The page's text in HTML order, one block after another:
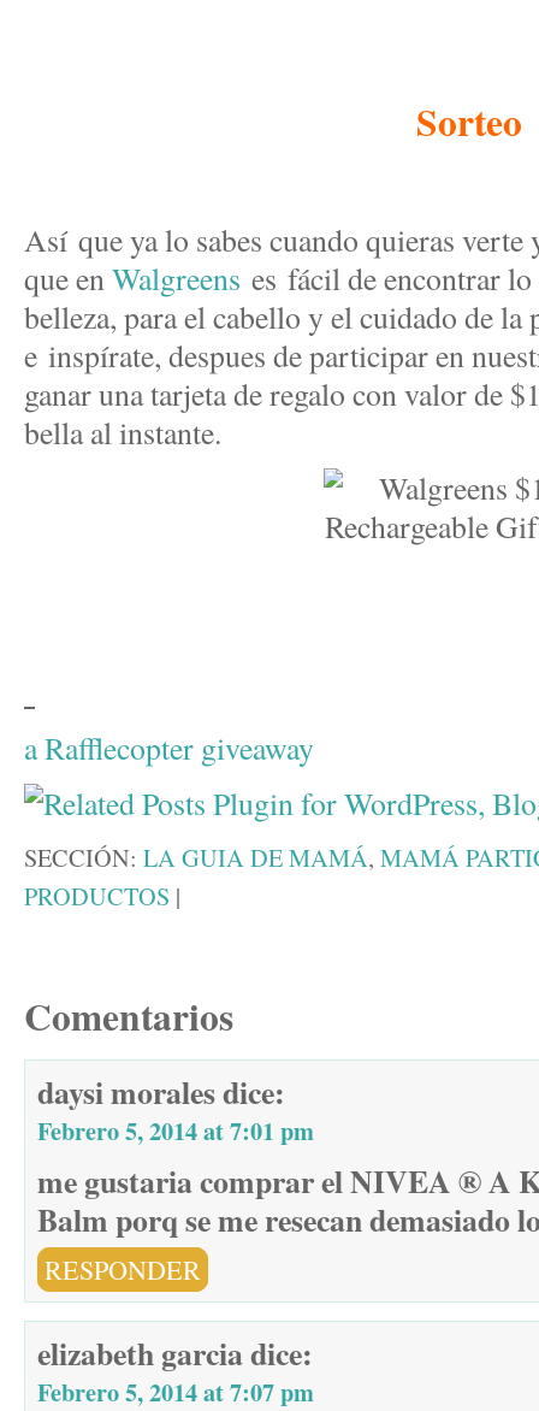
Sorteo
Así que ya lo sabes cuando quieras
que enWalgreens es fácil de encontrar
belleza, para el cabello y el cuidado de
e inspírate, despues de participar en
ganar una tarjeta de regalo con valor de
bella al instante.
a Rafflecopter giveaway
SECCIÓN: LA GUIA DE MAMÁ, MAMÁ
PRODUCTOS |
Comentarios
daysi moralesdice:
Febrero 5, 2014 at 7:01 pm
me gustaria comprar el NIVEA ® A
Balm porq se me resecan demasiado
RESPONDER
elizabeth garciadice:
Febrero 5, 2014 at 7:07 pm